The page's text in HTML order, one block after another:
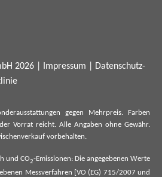
2026 | Impressum
Datenschutz-
gegen Mehrpreis. Farben
Vorrat reicht. Alle Angaben ohne Gewähr.
vorbehalten.
und CO2-Emissionen: Die angegebenen Werte
Messverfahren [VO (EG) 715/2007 und